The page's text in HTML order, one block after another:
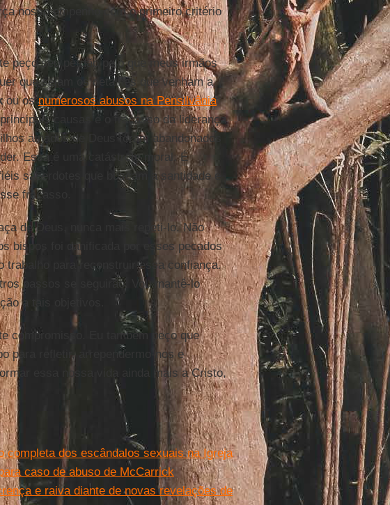
nosso empenho com o primeiro critério
peço seu perdão pelo que meus irmãos
que sejam os detalhes que venham a
ou osnumerosos abusos na Pensilvânia
causas é o fracasso da liderança
amados de Deus foram abandonados
Essa é uma catástrofe moral. É
sacerdotes que buscam a santidade e
fracasso.
de Deus, nunca mais repeti-lo. Não
bispos foi danificada por esses pecados
trabalho para reconstruir essa confiança.
passos se seguirão. Vou mantê-lo
a tais objetivos.
compromisso. Eu também peço que
para refletir, arrependermo-nos e
essa nossa vida ainda mais a Cristo,
completa dos escândalos sexuais na Igreja
caso de abuso de McCarrick
e raiva diante de novas revelações de